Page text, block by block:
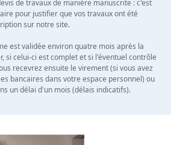
de travaux de manière manuscrite : c'est
pour justifier que vos travaux ont été
sur notre site.
est validée environ quatre mois après la
si celui-ci est complet et si l'éventuel contrôle
recevrez ensuite le virement (si vous avez
bancaires dans votre espace personnel) ou
un délai d'un mois (délais indicatifs).